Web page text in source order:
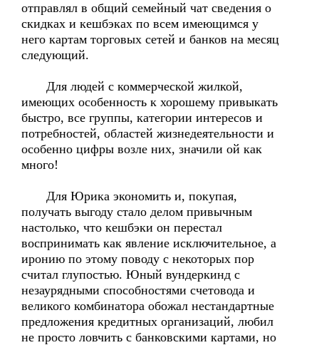
отправлял в общий семейный чат сведения о
скидках и кешбэках по всем имеющимся у
него картам торговых сетей и банков на месяц
следующий.
Для людей с коммерческой жилкой,
имеющих особенность к хорошему привыкать
быстро, все группы, категории интересов и
потребностей, областей жизнедеятельности и
особенно цифры возле них, значили ой как
много!
Для Юрика экономить и, покупая,
получать выгоду стало делом привычным
настолько, что кешбэки он перестал
воспринимать как явление исключительное, а
иронию по этому поводу с некоторых пор
считал глупостью. Юный вундеркинд с
незаурядными способностями счетовода и
великого комбинатора обожал нестандартные
предложения кредитных организаций, любил
не просто ловчить с банковскими картами, но